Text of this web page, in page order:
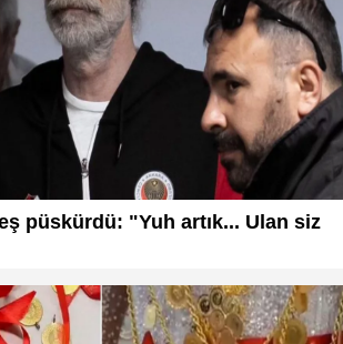
püskürdü: "Yuh artık... Ulan siz